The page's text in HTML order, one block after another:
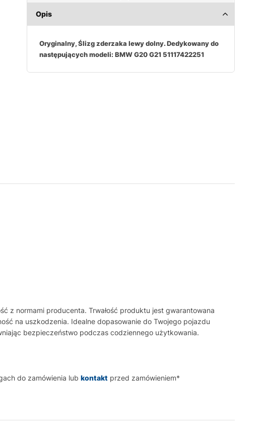
Opis
Oryginalny, Ślizg zderzaka lewy dolny. Dedykowany do
następujących modeli: BMW G20 G21 51117422251
z normami producenta. Trwałość produktu jest gwarantowana
na uszkodzenia. Idealne dopasowanie do Twojego pojazdu
bezpieczeństwo podczas codziennego użytkowania.
do zamówienia lub kontakt przed zamówieniem*